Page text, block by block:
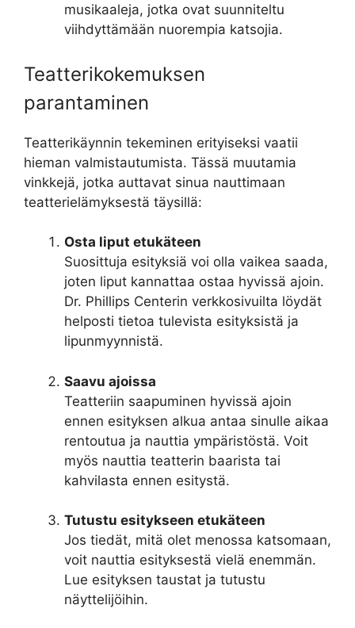
musikaaleja, jotka ovat suunniteltu
viihdyttämään nuorempia katsojia.
Teatterikokemuksen
parantaminen
Teatterikäynnin tekeminen erityiseksi vaatii
hieman valmistautumista. Tässä muutamia
vinkkejä, jotka auttavat sinua nauttimaan
teatterielämyksestä täysillä:
Osta liput etukäteen
Suosittuja esityksiä voi olla vaikea saada,
joten liput kannattaa ostaa hyvissä ajoin.
Dr. Phillips Centerin verkkosivuilta löydät
helposti tietoa tulevista esityksistä ja
lipunmyynnistä.
Saavu ajoissa
Teatteriin saapuminen hyvissä ajoin
ennen esityksen alkua antaa sinulle aikaa
rentoutua ja nauttia ympäristöstä. Voit
myös nauttia teatterin baarista tai
kahvilasta ennen esitystä.
Tutustu esitykseen etukäteen
Jos tiedät, mitä olet menossa katsomaan,
voit nauttia esityksestä vielä enemmän.
Lue esityksen taustat ja tutustu
näyttelijöihin.